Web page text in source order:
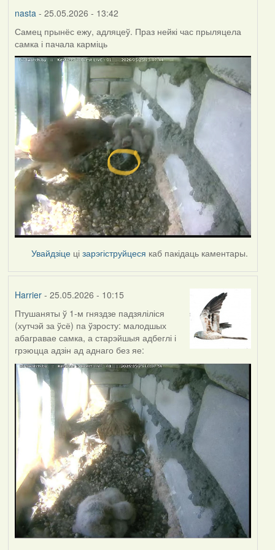
nasta- 25.05.2026 - 13:42
Самец прынёс ежу, адляцеў. Праз нейкі час прыляцела
самка і пачала карміць
Увайдзіце цізарэгіструйцеся каб пакідаць каментары.
Harrier- 25.05.2026 - 10:15
Птушаняты ў 1-м гняздзе падзяліліся
(хутчэй за ўсё) па ўзросту: малодшых
абагравае самка, а старэйшыя адбеглі і
грэюцца адзін ад аднаго без яе: